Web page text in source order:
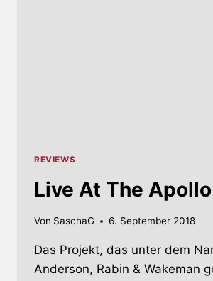
REVIEWS
Live At The Apollo
Von SaschaG 6. September 2018
Das Projekt, das unter dem
Anderson, Rabin & Wakeman